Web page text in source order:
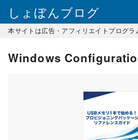
しょぼんブログ
本サイトは広告・アフィリエイトプログ
Windows